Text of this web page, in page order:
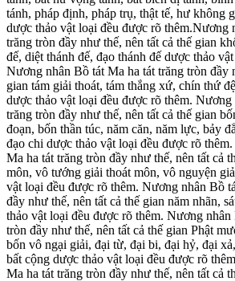
tánh, pháp định, pháp trụ, thật tế, hư không
dược thảo vật loại đều được rõ thêm.Nương
trăng tròn đầy như thế, nên tất cả thế gian
đế, diệt thánh đế, đạo thánh đế dược thảo
Nương nhân Bồ tát Ma ha tát trăng tròn đầy
gian tám giải thoát, tám thắng xứ, chín thứ
dược thảo vật loại đều được rõ thêm.
trăng tròn đầy như thế, nên tất cả thế gian
đoạn, bốn thần túc, năm căn, năm lực, bảy
đạo chi dược thảo vật loại đều được rõ
Ma ha tát trăng tròn đầy như thế, nên tất cả
môn, vô tướng giải thoát môn, vô nguyện
vật loại đều được rõ thêm. Nương nhân Bồ
đầy như thế, nên tất cả thế gian năm nhãn,
thảo vật loại đều được rõ thêm. Nương
tròn đầy như thế, nên tất cả thế gian Phật
bốn vô ngại giải, đại từ, đại bi, đại hỷ, đại
bất cộng dược thảo vật loại đều được rõ
Ma ha tát trăng tròn đầy như thế, nên tất cả